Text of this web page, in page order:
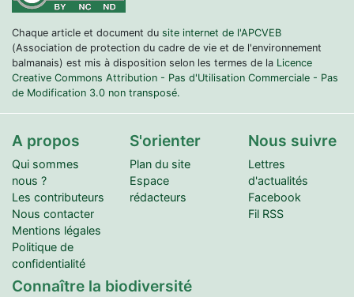
Chaque article et document du site internet de l'APCVEB
(Association de protection du cadre de vie et de l'environnement
balmanais) est mis à disposition selon les termes de la Licence
Creative Commons Attribution - Pas d'Utilisation Commerciale - Pas
de Modification 3.0 non transposé.
A propos
Qui sommes
nous ?
Les contributeurs
Nous contacter
Mentions légales
Politique de
confidentialité
S'orienter
Plan du site
Espace
rédacteurs
Nous suivre
Lettres
d'actualités
Facebook
Fil RSS
Connaître la biodiversité